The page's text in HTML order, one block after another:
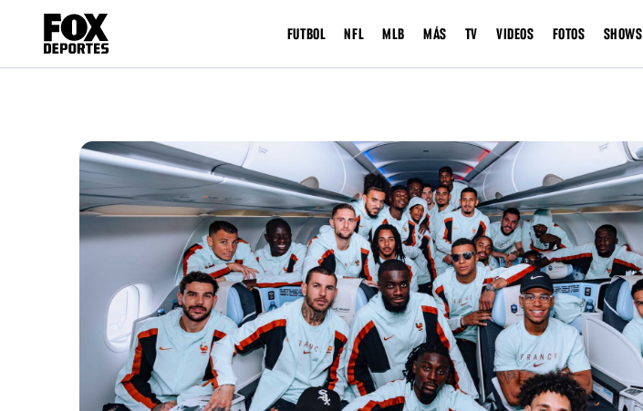
FUTBOL NFL MLB MÁS TV VIDEOS FOTOS SHOWS